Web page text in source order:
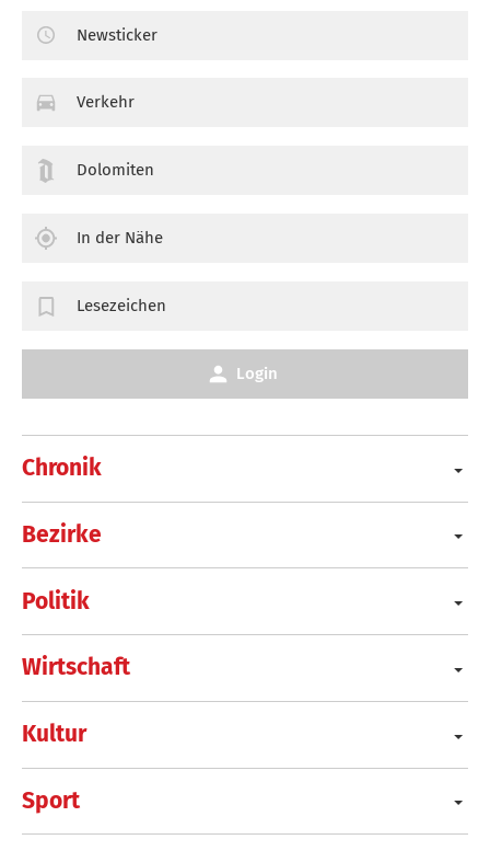
Chronik
Bezirke
Politik
Wirtschaft
Kultur
Sport
Newsticker
Verkehr
Dolomiten
In der Nähe
Lesezeichen
Login